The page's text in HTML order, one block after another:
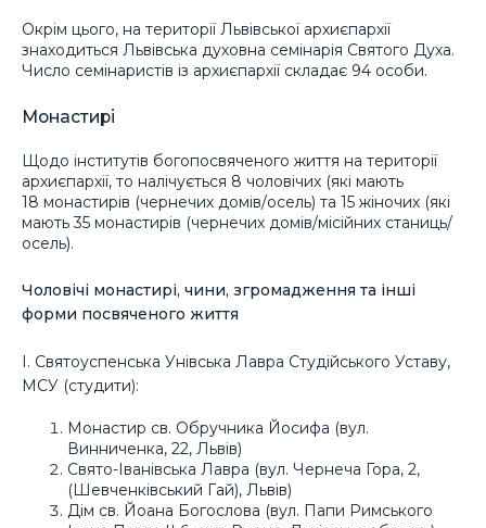
Окрім цього, на території Львівської архиєпархії
знаходиться Львівська духовна семінарія Святого Духа.
Число семінаристів із архиєпархії складає 94 особи.
Монастирі
Щодо інститутів богопосвяченого життя на території
архиєпархії, то налічується 8 чоловічих (які мають
18 монастирів (чернечих домів/осель) та 15 жіночих (які
мають 35 монастирів (чернечих домів/місійних станиць/
осель).
Чоловічі монастирі, чини, згромадження та інші
форми посвяченого життя
I. Святоуспенська Унівська Лавра Студійського Уставу,
МСУ (студити):
Монастир св. Обручника Йосифа (вул.
Винниченка, 22, Львів)
Свято-Іванівська Лавра (вул. Чернеча Гора, 2,
(Шевченківський Гай), Львів)
Дім св. Йоана Богослова (вул. Папи Римського